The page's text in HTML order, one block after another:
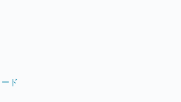
ド